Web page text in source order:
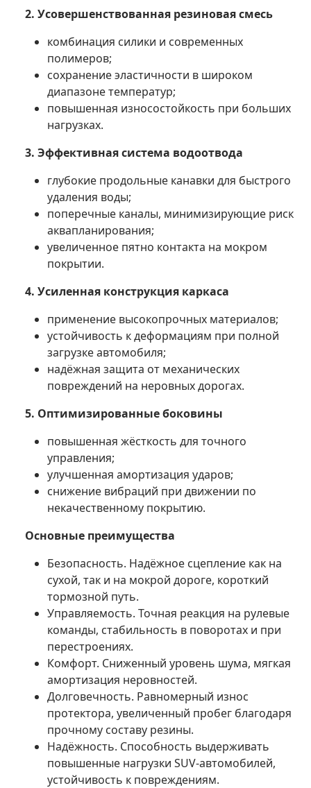
2. Усовершенствованная резиновая смесь
комбинация силики и современных
полимеров;
сохранение эластичности в широком
диапазоне температур;
повышенная износостойкость при больших
нагрузках.
3. Эффективная система водоотвода
глубокие продольные канавки для быстрого
удаления воды;
поперечные каналы, минимизирующие риск
аквапланирования;
увеличенное пятно контакта на мокром
покрытии.
4. Усиленная конструкция каркаса
применение высокопрочных материалов;
устойчивость к деформациям при полной
загрузке автомобиля;
надёжная защита от механических
повреждений на неровных дорогах.
5. Оптимизированные боковины
повышенная жёсткость для точного
управления;
улучшенная амортизация ударов;
снижение вибраций при движении по
некачественному покрытию.
Основные преимущества
Безопасность. Надёжное сцепление как на
сухой, так и на мокрой дороге, короткий
тормозной путь.
Управляемость. Точная реакция на рулевые
команды, стабильность в поворотах и при
перестроениях.
Комфорт. Сниженный уровень шума, мягкая
амортизация неровностей.
Долговечность. Равномерный износ
протектора, увеличенный пробег благодаря
прочному составу резины.
Надёжность. Способность выдерживать
повышенные нагрузки SUV-автомобилей,
устойчивость к повреждениям.